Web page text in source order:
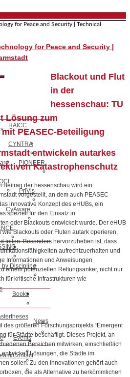
for Peace and Security |
HAICC
CYNTRA
PIONEER
PriVis
CyAware
by Discipline
Books
News
Events
Contact
Blackout und Flut
in der
hessenschau: TU
Lösung zum
PEASEC-Beteiligung
entwickeln autarkes
Katastrophenschutz
Beitrag der hessenschau wird ein
vorgestellt, an dem auch PEASEC
innovative Konzept des eHUBs, ein
speziell für den Einsatz in
oder Blackouts entwickelt wurde. Der eHUB
Blackouts oder Fluten autark operieren,
teilen. Besonders hervorzuheben ist, dass
aufrechtzuerhalten und
Informationen und Anweisungen
einem potenziellen Rettungsanker, nicht nur
für kritische Infrastrukturen wie
des größeren Forschungsprojekts “Emergent
für Städte beschäftigt. Dieses Projekt, an
Bereichen mitwirken, einschließlich
Lösungen, die Städte im
sollen. Zu den Innovationen gehört auch
die als Alternative zu herkömmlichen